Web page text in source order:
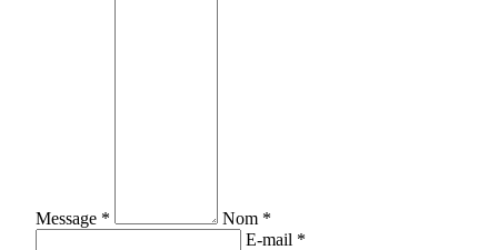
Message *
Nom *
E-mail *